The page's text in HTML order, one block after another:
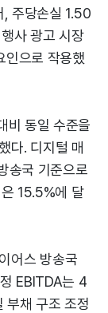
주당손실 1.50
사 광고 시장
인으로 작용했
비 동일 수준을
다. 디지털 매
송국 기준으로
15.5%에 달
어스 방송국
EBITDA는 4
부채 구조 조정